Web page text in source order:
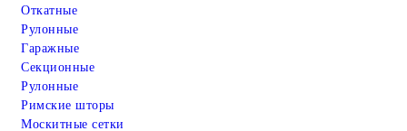
Откатные
Рулонные
Гаражные
Cекционные
Рулонные
Римские шторы
Москитные сетки